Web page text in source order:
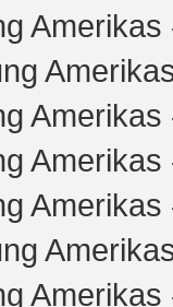
Amerikas
Amerikas
Amerikas
Amerikas
Amerikas